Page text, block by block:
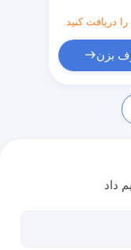
دریافت کنید
بزن
داد